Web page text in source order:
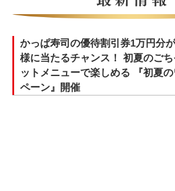
かっぱ寿司の優待割引券1万円分
様に当たるチャンス！ 初夏のご
ットメニューで楽しめる 『初夏
ペーン』開催